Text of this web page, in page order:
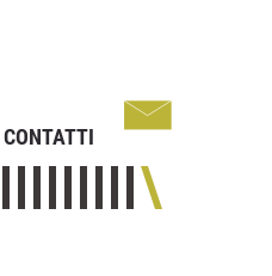
CONTATTI